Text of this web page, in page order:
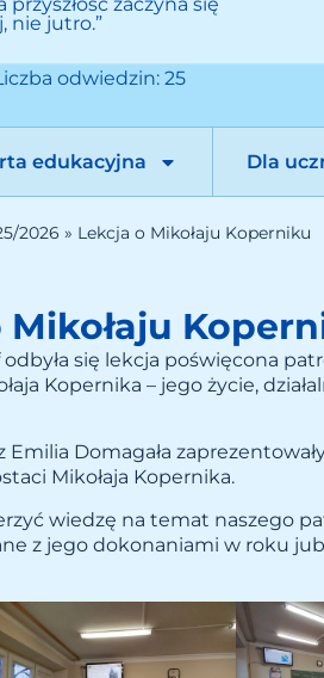
nie jutro.”
odwiedzin: 25
edukacyjna Dla
2026 » Lekcja o Mikołaju Koperniku
Mikołaju
odbyła się lekcja poświęcona
Kopernika – jego życie,
Domagała
Mikołaja Kopernika.
wiedzę na temat naszego
z jego dokonaniami w roku